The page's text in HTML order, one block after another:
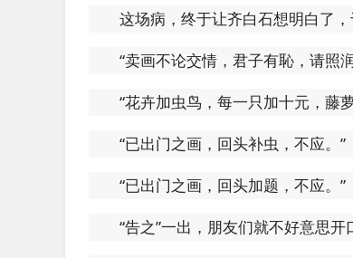
这场病，终于让齐白石想明白了，
“卖画不论交情，君子有恥，请照
“花卉加虫鸟，每一只加十元，藤
“已出门之画，回头补虫，不应。”
“已出门之画，回头加题，不应。”
“告之”一出，朋友们就不好意思